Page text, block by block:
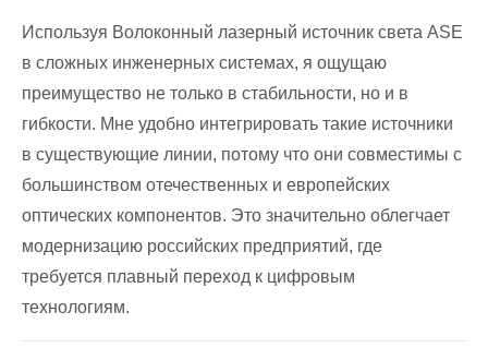
Используя Волоконный лазерный источник света ASE
в сложных инженерных системах, я ощущаю
преимущество не только в стабильности, но и в
гибкости. Мне удобно интегрировать такие источники
в существующие линии, потому что они совместимы с
большинством отечественных и европейских
оптических компонентов. Это значительно облегчает
модернизацию российских предприятий, где
требуется плавный переход к цифровым
технологиям.